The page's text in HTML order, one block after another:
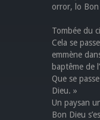
orror, lo Bon
Tombée du
​Cela se
emmène
baptême de
Que se
Dieu. »
Un paysan
Bon Dieu